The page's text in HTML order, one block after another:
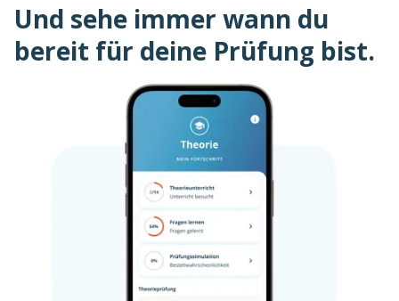
Und sehe immer wann du
bereit für deine Prüfung bist.